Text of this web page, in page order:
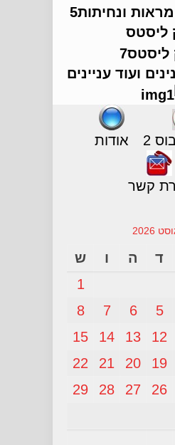
ליסטס
ועוד עניינים
2 אודות
קשר
2026
ד ה ו ש
1
5
6
7
8
12
13
14
15
19
20
21
22
26
27
28
29